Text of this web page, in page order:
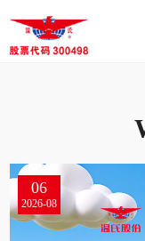
06
2026-08
31
25
19
17